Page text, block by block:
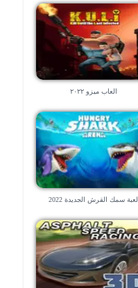
العاب ميزو ٢٠٢٢
لعبة سمك القرش الجديدة 2022